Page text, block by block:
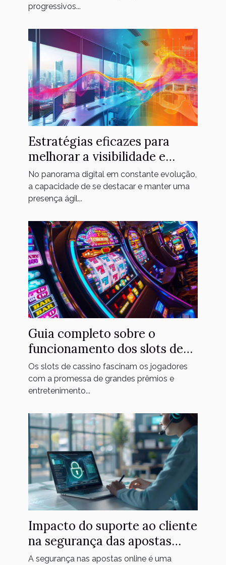
progressivos...
Estratégias eficazes para
melhorar a visibilidade e
agilidade digital de sua marca
No panorama digital em constante evolução,
a capacidade de se destacar e manter uma
presença ágil...
Guia completo sobre o
funcionamento dos slots de
cassino
Os slots de cassino fascinam os jogadores
com a promessa de grandes prêmios e
entretenimento...
Impacto do suporte ao cliente
na segurança das apostas
online
A segurança nas apostas online é uma